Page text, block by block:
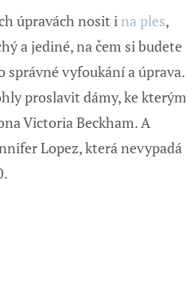
úpravách nosit i na ples,
a jediné, na čem si budete
správné vyfoukání a úprava.
proslavit dámy, ke kterým
Victoria Beckham. A
Lopez, která nevypadá